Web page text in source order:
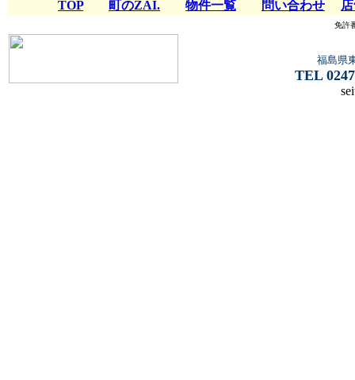
TOP 町のZAI. 物件一覧 問い合わせ
免許
福島県
TEL